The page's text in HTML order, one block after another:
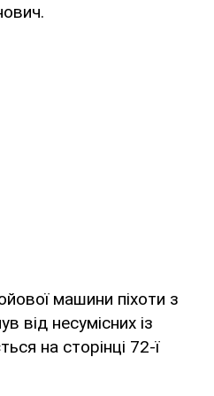
машини піхоти з
від несумісних із
на сторінці 72-ї